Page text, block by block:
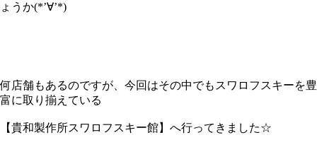
ょうか(*’∀’*)
何店舗もあるのですが、今回はその中でもスワロフスキーを豊
富に取り揃えている
【貴和製作所スワロフスキー館】へ行ってきました☆